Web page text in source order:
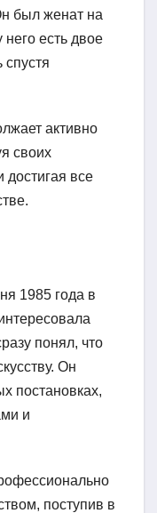
был женат на
него есть двое
спустя
активно
своих
все
1985 года в
понял, что
Он
постановках,
и
поступив в